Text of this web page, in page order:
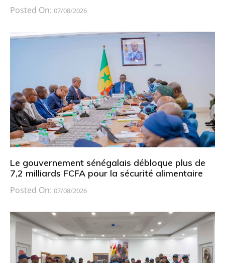
Posted On: 07/08/2026
Le gouvernement sénégalais débloque plus de
7,2 milliards FCFA pour la sécurité alimentaire
Posted On: 07/08/2026